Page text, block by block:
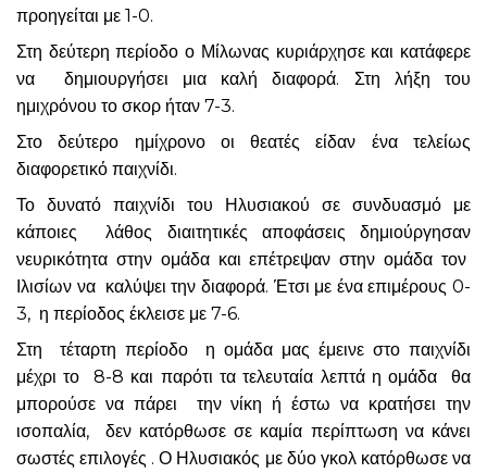
προηγείται με 1-0.
Στη δεύτερη περίοδο ο Μίλωνας κυριάρχησε και κατάφερε
να δημιουργήσει μια καλή διαφορά. Στη λήξη του
ημιχρόνου το σκορ ήταν 7-3.
Στο δεύτερο ημίχρονο οι θεατές είδαν ένα τελείως
διαφορετικό παιχνίδι.
Το δυνατό παιχνίδι του Ηλυσιακού σε συνδυασμό με
κάποιες λάθος διαιτητικές αποφάσεις δημιούργησαν
νευρικότητα στην ομάδα και επέτρεψαν στην ομάδα τον
Ιλισίων να καλύψει την διαφορά. Έτσι με ένα επιμέρους 0-
3, η περίοδος έκλεισε με 7-6.
Στη τέταρτη περίοδο η ομάδα μας έμεινε στο παιχνίδι
μέχρι το 8-8 και παρότι τα τελευταία λεπτά η ομάδα θα
μπορούσε να πάρει την νίκη ή έστω να κρατήσει την
ισοπαλία, δεν κατόρθωσε σε καμία περίπτωση να κάνει
σωστές επιλογές . Ο Ηλυσιακός με δύο γκολ κατόρθωσε να